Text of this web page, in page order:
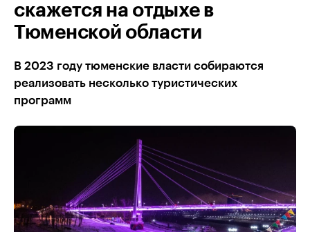
скажется на отдыхе в
Тюменской области
В 2023 году тюменские власти собираются
реализовать несколько туристических
программ